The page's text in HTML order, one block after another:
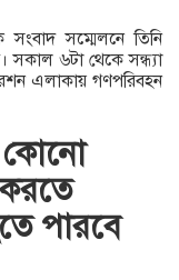
সংবাদ সম্মেলনে তিনি
৬টা থেকে সন্ধ্যা
এলাকায় গণপরিবহন
কোনো
পারবে